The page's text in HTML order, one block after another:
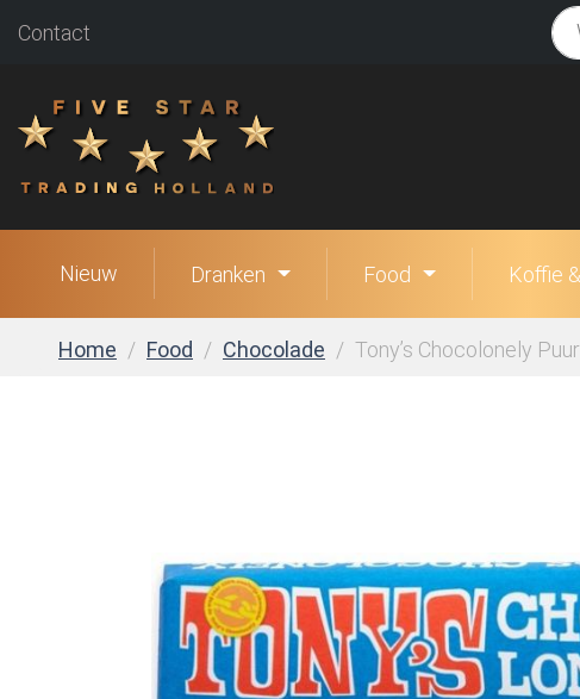
Contact
Nieuw Dranken Food Koffie
Home Food Chocolade Tony’s Chocolonely